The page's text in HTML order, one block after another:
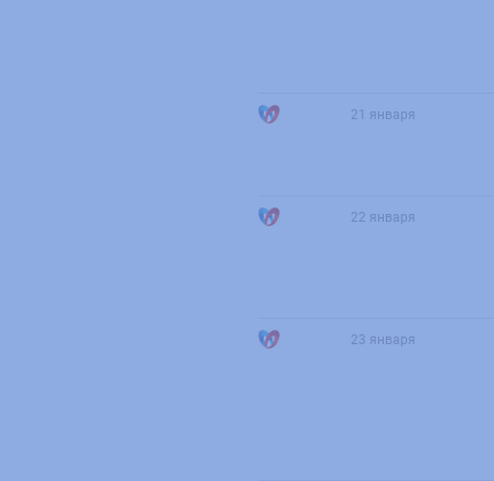
21 января
22 января
23 января